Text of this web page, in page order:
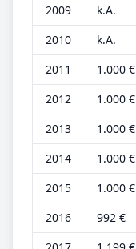
2009
k.A.
2010
k.A.
2011
1.000 €
2012
1.000 €
2013
1.000 €
2014
1.000 €
2015
1.000 €
2016
992 €